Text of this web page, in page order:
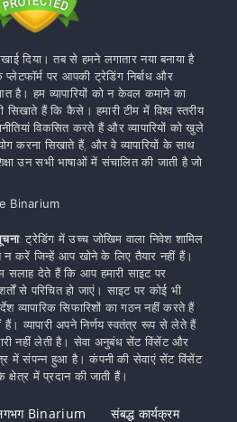
दिया। तब से हमने लगातार नया बनाया है
पर आपकी ट्रेडिंग निर्बाध और
हम व्यापारियों को न केवल कमाने का
सिखाते हैं कि कैसे। हमारी टीम में विश्व स्तरीय
विकसित करते हैं और व्यापारियों को खुले
करना सिखाते हैं, और वे व्यापारियों के साथ
उन सभी भाषाओं में संचालित की जाती है जो
Binarium
: ट्रेडिंग में उच्च जोखिम वाला निवेश शामिल
करें जिन्हें आप खोने के लिए तैयार नहीं हैं।
देते हैं कि आप हमारी साइट पर
से परिचित हो जाएं। साइट पर कोई भी
व्यापारिक सिफारिशों का गठन नहीं करते हैं
व्यापारी अपने निर्णय स्वतंत्र रूप से लेते हैं
नहीं लेती है। सेवा अनुबंध सेंट विंसेंट और
में संपन्न हुआ है। कंपनी की सेवाएं सेंट विंसेंट
में प्रदान की जाती हैं।
Binarium संबद्ध कार्यक्रम